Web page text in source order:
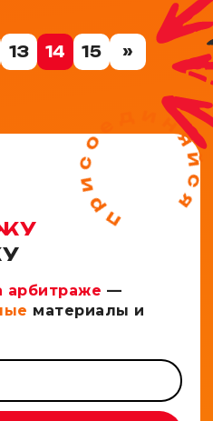
13 14 15 »
арбитраже —
материалы и